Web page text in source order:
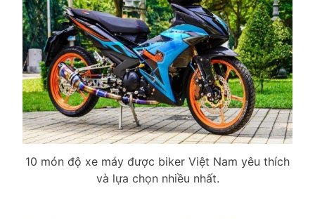
10 món độ xe máy được biker Việt Nam yêu thích
và lựa chọn nhiều nhất.